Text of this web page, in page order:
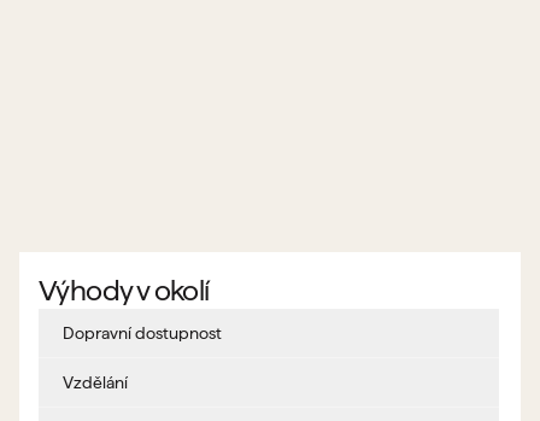
Výhody v okolí
Dopravní dostupnost
Vzdělání